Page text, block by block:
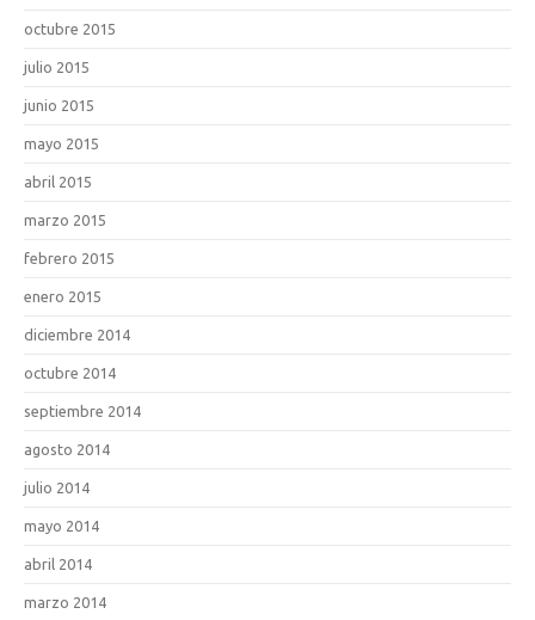
octubre 2015
julio 2015
junio 2015
mayo 2015
abril 2015
marzo 2015
febrero 2015
enero 2015
diciembre 2014
octubre 2014
septiembre 2014
agosto 2014
julio 2014
mayo 2014
abril 2014
marzo 2014